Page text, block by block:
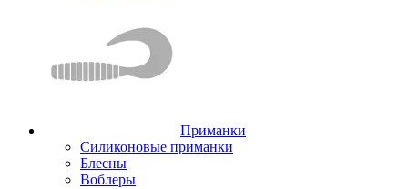
Приманки
Силиконовые приманки
Блесны
Воблеры